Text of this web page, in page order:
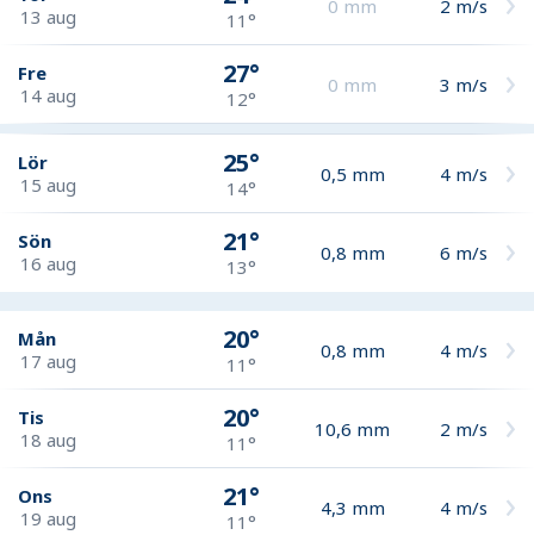
13 aug
11°
0 mm 2 m/s
Fre
14 aug
27°
12°
0 mm 3 m/s
Lör
15 aug
25°
14°
0,5 mm 4 m/s
Sön
16 aug
21°
13°
0,8 mm 6 m/s
Mån
17 aug
20°
11°
0,8 mm 4 m/s
Tis
18 aug
20°
11°
10,6 mm 2 m/s
Ons
19 aug
21°
11°
4,3 mm 4 m/s